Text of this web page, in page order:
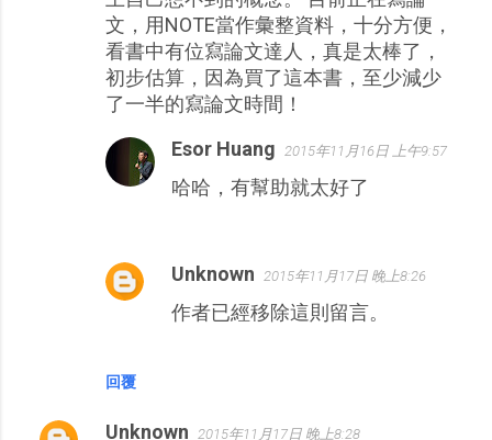
文，用NOTE當作彙整資料，十分方便，
看書中有位寫論文達人，真是太棒了，
初步估算，因為買了這本書，至少減少
了一半的寫論文時間！
回覆
Esor Huang 2015年11月16日 上午9:57
哈哈，有幫助就太好了
Unknown 2015年11月17日 晚上8:26
作者已經移除這則留言。
Unknown 2015年11月17日 晚上8:28